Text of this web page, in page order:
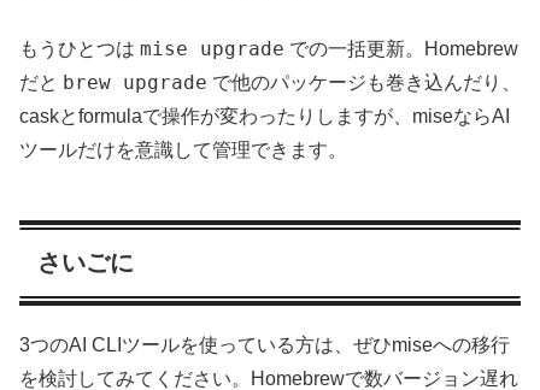
もうひとつは mise upgrade での一括更新。Homebrew
だと brew upgrade で他のパッケージも巻き込んだり、
caskとformulaで操作が変わったりしますが、miseならAI
ツールだけを意識して管理できます。
さいごに
3つのAI CLIツールを使っている方は、ぜひmiseへの移行
を検討してみてください。Homebrewで数バージョン遅れ